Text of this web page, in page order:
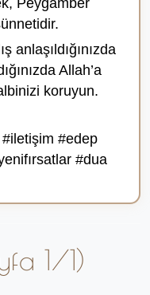
anlaşıldığınızda
Allah’a
koruyun.
#edep
#dua
1/1)